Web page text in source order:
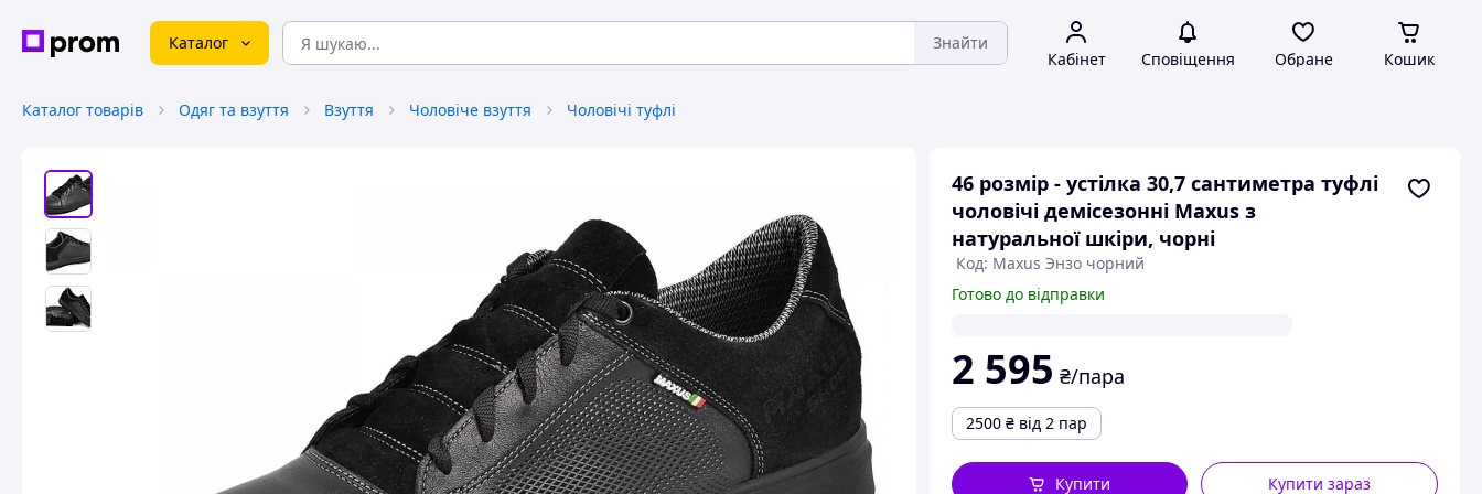
Каталог Знайти
Кабінет Сповіщення Обране Кошик
Каталог товарів Одяг та взуття Взуття Чоловіче взуття Чоловічі туфлі
46 розмір - устілка 30,7 сантиметра туфлі
чоловічі демісезонні Maxus з
натуральної шкіри, чорні
Код: Maxus Энзо чорний
Готово до відправки
2 595 ₴/пара
2500 ₴ від 2 пар
Купити зараз
Купити